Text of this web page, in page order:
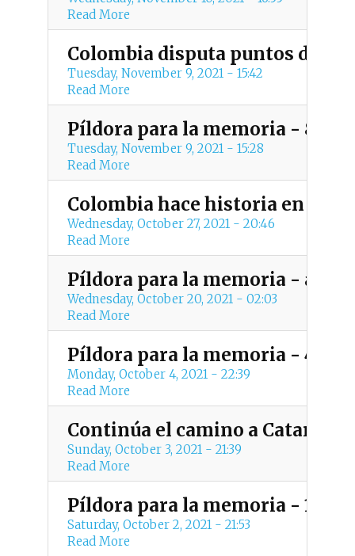
Read More
Colombia disputa puntos
Tuesday, November 9, 2021 - 15:42
Read More
Píldora para la memoria - 8 de
Tuesday, November 9, 2021 - 15:28
Read More
Colombia hace historia en lo
Wednesday, October 27, 2021 - 20:46
Read More
Píldora para la memoria -
Wednesday, October 20, 2021 - 02:03
Read More
Píldora para la memoria - 4 de
Monday, October 4, 2021 - 22:39
Read More
Continúa el camino a Catar
Sunday, October 3, 2021 - 21:39
Read More
Píldora para la memoria - 1 de
Saturday, October 2, 2021 - 21:53
Read More